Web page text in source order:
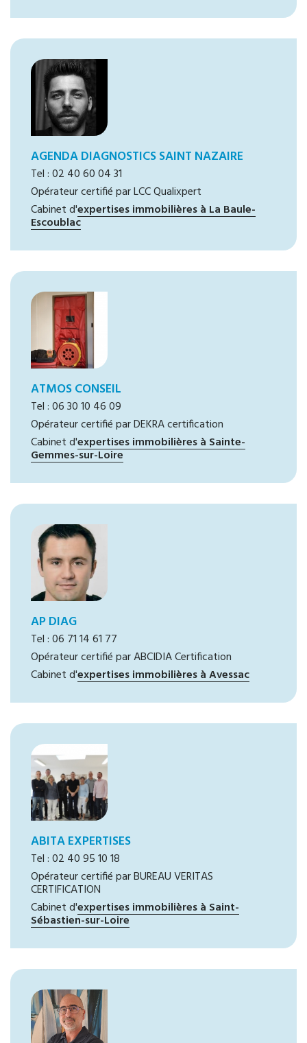
AGENDA DIAGNOSTICS SAINT NAZAIRE
Tel : 02 40 60 04 31
Opérateur certifié par LCC Qualixpert
Cabinet d'expertises immobilières à La Baule-
Escoublac
ATMOS CONSEIL
Tel : 06 30 10 46 09
Opérateur certifié par DEKRA certification
Cabinet d'expertises immobilières à Sainte-
Gemmes-sur-Loire
AP DIAG
Tel : 06 71 14 61 77
Opérateur certifié par ABCIDIA Certification
Cabinet d'expertises immobilières à Avessac
ABITA EXPERTISES
Tel : 02 40 95 10 18
Opérateur certifié par BUREAU VERITAS
CERTIFICATION
Cabinet d'expertises immobilières à Saint-
Sébastien-sur-Loire